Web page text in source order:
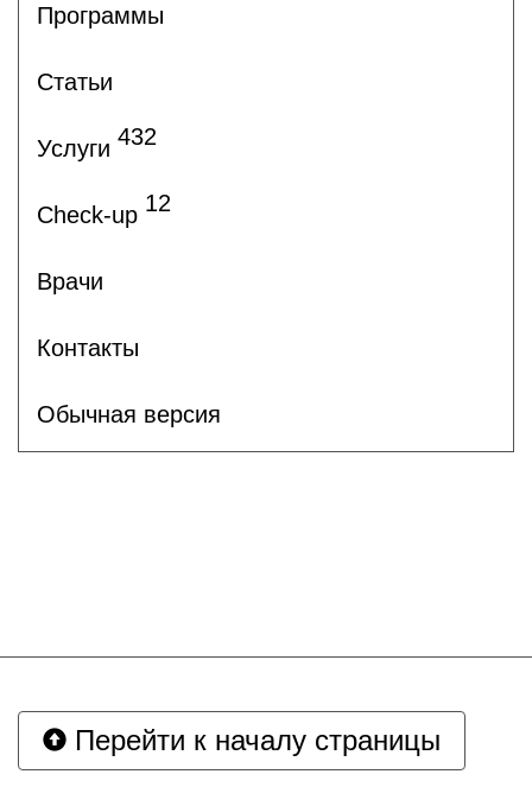
Программы
Статьи
Услуги 432
Check-up 12
Врачи
Контакты
Обычная версия
Перейти к началу страницы